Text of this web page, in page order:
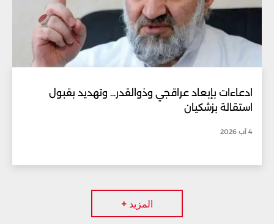
ادعاءات بإبعاد عراقجي وذوالقدر... وتهديد بقبول
استقالة بزشكيان
4 آب 2026
المزيد +